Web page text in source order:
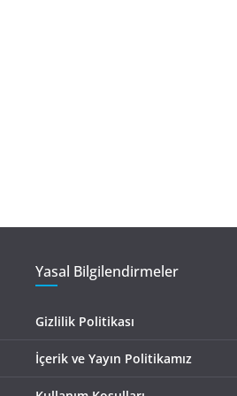
Yasal Bilgilendirmeler
Gizlilik Politikası
İçerik ve Yayın Politikamız